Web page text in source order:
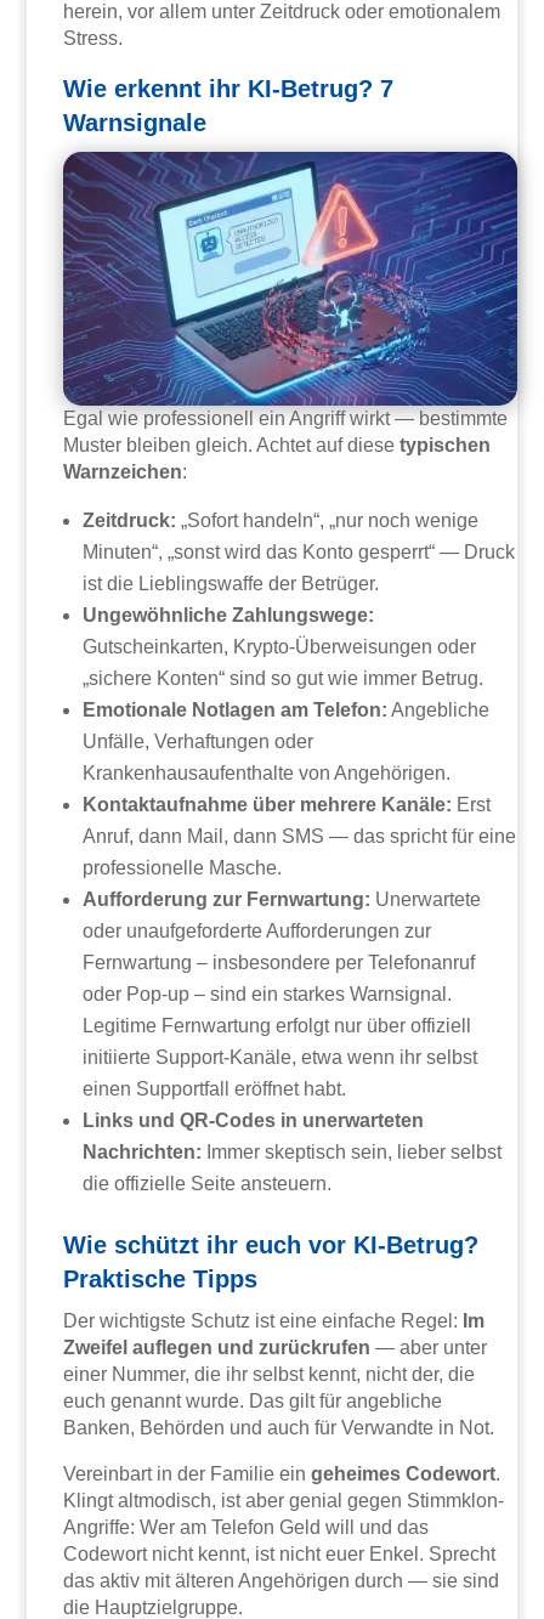
herein, vor allem unter Zeitdruck oder emotionalem
Stress.
Wie erkennt ihr KI-Betrug? 7
Warnsignale
Egal wie professionell ein Angriff wirkt — bestimmte
Muster bleiben gleich. Achtet auf diesetypischen
Warnzeichen:
Zeitdruck: „Sofort handeln“, „nur noch wenige
Minuten“, „sonst wird das Konto gesperrt“ — Druck
ist die Lieblingswaffe der Betrüger.
Ungewöhnliche Zahlungswege:
Gutscheinkarten, Krypto-Überweisungen oder
„sichere Konten“ sind so gut wie immer Betrug.
Emotionale Notlagen am Telefon: Angebliche
Unfälle, Verhaftungen oder
Krankenhausaufenthalte von Angehörigen.
Kontaktaufnahme über mehrere Kanäle: Erst
Anruf, dann Mail, dann SMS — das spricht für eine
professionelle Masche.
Aufforderung zur Fernwartung: Unerwartete
oder unaufgeforderte Aufforderungen zur
Fernwartung – insbesondere per Telefonanruf
oder Pop-up – sind ein starkes Warnsignal.
Legitime Fernwartung erfolgt nur über offiziell
initiierte Support-Kanäle, etwa wenn ihr selbst
einen Supportfall eröffnet habt.
Links und QR-Codes in unerwarteten
Nachrichten: Immer skeptisch sein, lieber selbst
die offizielle Seite ansteuern.
Wie schützt ihr euch vor KI-Betrug?
Praktische Tipps
Der wichtigste Schutz ist eine einfache Regel: Im
Zweifel auflegen und zurückrufen — aber unter
einer Nummer, die ihr selbst kennt, nicht der, die
euch genannt wurde. Das gilt für angebliche
Banken, Behörden und auch für Verwandte in Not.
Vereinbart in der Familie eingeheimes Codewort.
Klingt altmodisch, ist aber genial gegen Stimmklon-
Angriffe: Wer am Telefon Geld will und das
Codewort nicht kennt, ist nicht euer Enkel. Sprecht
das aktiv mit älteren Angehörigen durch — sie sind
die Hauptzielgruppe.